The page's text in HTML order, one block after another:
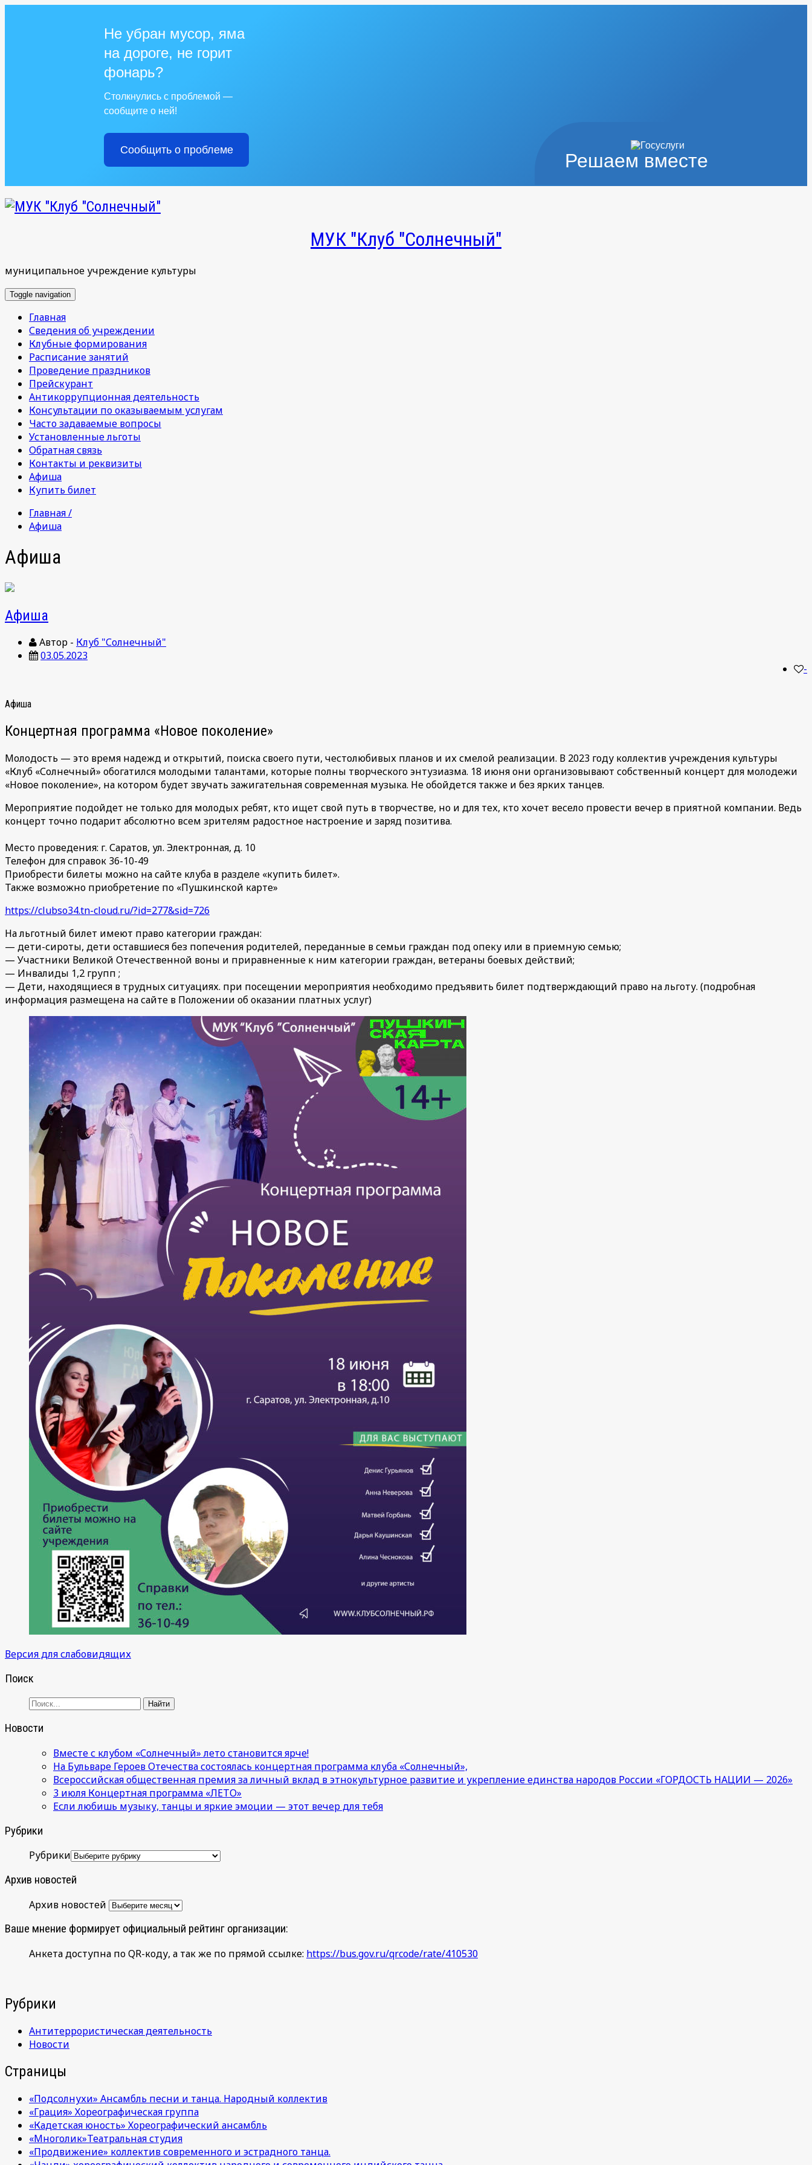
Решаем вместе
Не убран мусор, яма
на дороге, не горит
фонарь?
Столкнулись с проблемой —
сообщите о ней!
Сообщить о проблеме
МУК "Клуб "Солнечный"
муниципальное учреждение культуры
Toggle navigation
Главная
Сведения об учреждении
Клубные формирования
Расписание занятий
Проведение праздников
Прейскурант
Антикоррупционная деятельность
Консультации по оказываемым услугам
Часто задаваемые вопросы
Установленные льготы
Обратная связь
Контакты и реквизиты
Афиша
Купить билет
Главная /
Афиша
Афиша
Афиша
Автор - Клуб "Солнечный"
03.05.2023
-
Афиша
Концертная программа «Новое поколение»
Молодость — это время надежд и открытий, поиска своего пути, честолюбивых планов и их смелой реализации. В 2023 году коллектив учреждения культуры
«Клуб «Солнечный» обогатился молодыми талантами, которые полны творческого энтузиазма. 18 июня они организовывают собственный концерт для молодежи
«Новое поколение», на котором будет звучать зажигательная современная музыка. Не обойдется также и без ярких танцев.
Мероприятие подойдет не только для молодых ребят, кто ищет свой путь в творчестве, но и для тех, кто хочет весело провести вечер в приятной компании. Ведь
концерт точно подарит абсолютно всем зрителям радостное настроение и заряд позитива.
Место проведения: г. Саратов, ул. Электронная, д. 10
Телефон для справок 36-10-49
Приобрести билеты можно на сайте клуба в разделе «купить билет».
Также возможно приобретение по «Пушкинской карте»
https://clubso34.tn-cloud.ru/?id=277&sid=726
На льготный билет имеют право категории граждан:
— дети-сироты, дети оставшиеся без попечения родителей, переданные в семьи граждан под опеку или в приемную семью;
— Участники Великой Отечественной воны и приравненные к ним категории граждан, ветераны боевых действий;
— Инвалиды 1,2 групп ;
— Дети, находящиеся в трудных ситуациях. при посещении мероприятия необходимо предъявить билет подтверждающий право на льготу. (подробная
информация размещена на сайте в Положении об оказании платных услуг)
Версия для слабовидящих
Поиск
Новости
Вместе с клубом «Солнечный» лето становится ярче!
На Бульваре Героев Отечества состоялась концертная программа клуба «Солнечный»,
Всероссийская общественная премия за личный вклад в этнокультурное развитие и укрепление единства народов России «ГОРДОСТЬ НАЦИИ — 2026»
3 июля Концертная программа «ЛЕТО»
Если любишь музыку, танцы и яркие эмоции — этот вечер для тебя
Рубрики
Рубрики
Архив новостей
Архив новостей
Ваше мнение формирует официальный рейтинг организации:
Анкета доступна по QR-коду, а так же по прямой ссылке: https://bus.gov.ru/qrcode/rate/410530
Рубрики
Антитеррористическая деятельность
Новости
Страницы
«Подсолнухи» Ансамбль песни и танца. Народный коллектив
«Грация» Хореографическая группа
«Кадетская юность» Хореографический ансамбль
«Многолик»Театральная студия
«Продвижение» коллектив современного и эстрадного танца.